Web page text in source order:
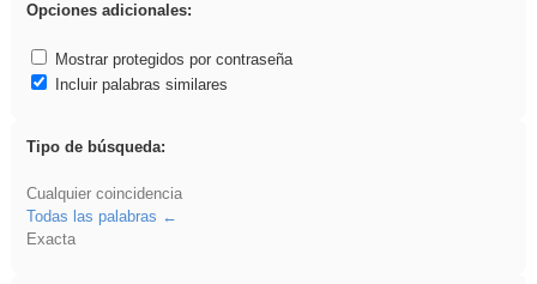
Opciones adicionales:
Mostrar protegidos por contraseña
Incluir palabras similares
Tipo de búsqueda:
Cualquier coincidencia
Todas las palabras
Exacta